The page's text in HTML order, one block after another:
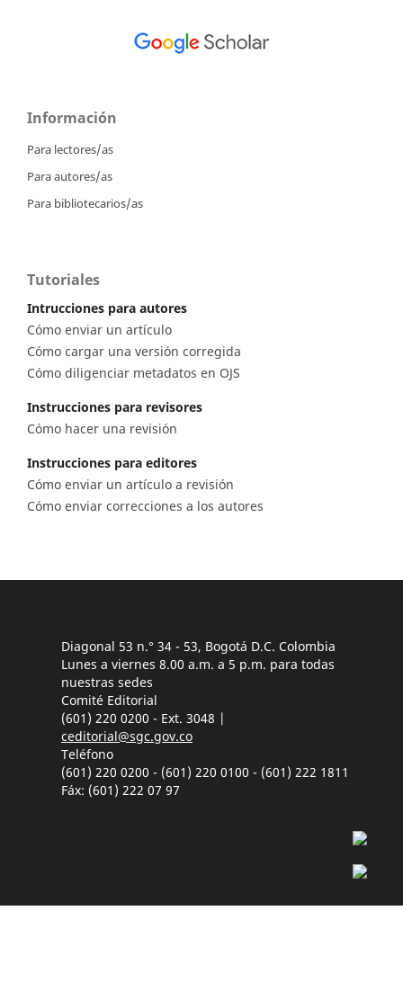
Información
Para lectores/as
Para autores/as
Para bibliotecarios/as
Tutoriales
Intrucciones para autores
Cómo enviar un artículo
Cómo cargar una versión corregida
Cómo diligenciar metadatos en OJS
Instrucciones para revisores
Cómo hacer una revisión
Instrucciones para editores
Cómo enviar un artículo a revisión
Cómo enviar correcciones a los autores
Diagonal 53 n.° 34 - 53, Bogotá D.C. Colombia
Lunes a viernes 8.00 a.m. a 5 p.m. para todas
nuestras sedes
Comité Editorial
(601) 220 0200 - Ext. 3048 |
ceditorial@sgc.gov.co
Teléfono
(601) 220 0200 - (601) 220 0100 - (601) 222 1811
Fáx: (601) 222 07 97